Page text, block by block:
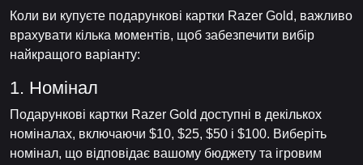
Коли ви купуєте подарункові картки Razer Gold, важливо
врахувати кілька моментів, щоб забезпечити вибір
найкращого варіанту:
1. Номінал
Подарункові картки Razer Gold доступні в декількох
номіналах, включаючи $10, $25, $50 і $100. Виберіть
номінал, що відповідає вашому бюджету та ігровим